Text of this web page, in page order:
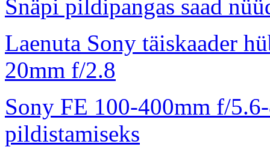
Snäpi pildipangas saad
Laenuta Sony täiskaader
20mm f/2.8
Sony FE 100-400mm f/
pildistamiseks